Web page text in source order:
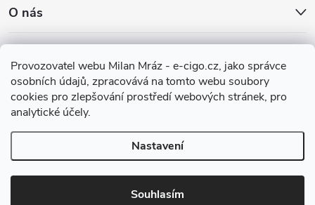
Provozovatel webu Milan Mráz - e-cigo.cz, jako správce
osobních údajů, zpracovává na tomto webu soubory
cookies pro zlepšování prostředí webových stránek, pro
analytické účely.
Nastavení
Souhlasím
O nás
Facebook
Vytvořil Shoptet
Copyright 2007-2026e-cigo.cz. Všechna práva vyhrazena.